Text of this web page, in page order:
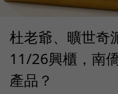
杜老爺、曠世奇
11/26興櫃，南
產品？